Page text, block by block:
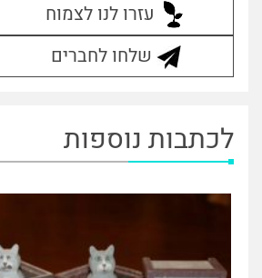
עזרו לנו לצמוח
שלחו לחברים
לכתבות נוספות